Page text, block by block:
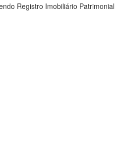
Registro Imobiliário